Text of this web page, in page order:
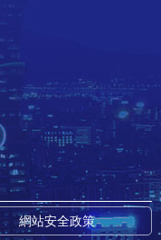
網站安全政策